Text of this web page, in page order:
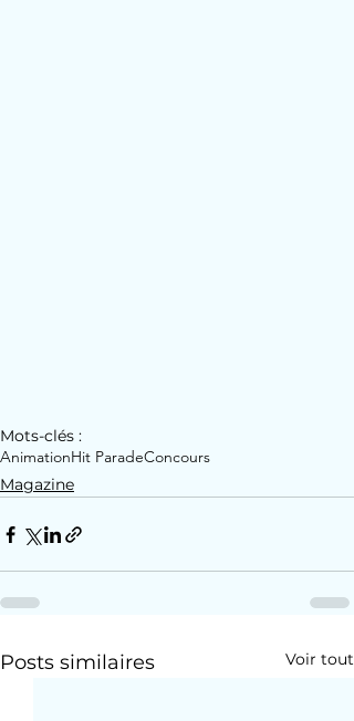
Mots-clés :
AnimationHit ParadeConcours
Magazine
Posts similaires Voir tout